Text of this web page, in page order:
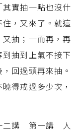
實抽一點也沒什
，又來了。就這
抽；一而再，再
抽到上氣不接下
回過頭再來抽。
得戒過多少次，
二講 第一講 人